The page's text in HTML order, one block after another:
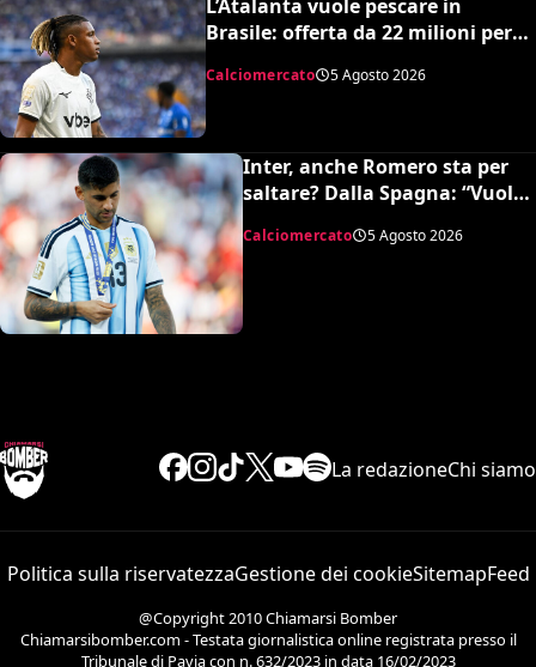
L’Atalanta vuole pescare in
Brasile: offerta da 22 milioni per
Danilo, il Botafogo ne vuole 35
Calciomercato 5 Agosto 2026
Inter, anche Romero sta per
saltare? Dalla Spagna: “Vuole
Calciomercato 5 Agosto 2026
La redazioneChi siamo
Politica sulla riservatezzaGestione dei cookieSitemapFeed
@Copyright 2010 Chiamarsi Bomber
Chiamarsibomber.com - Testata giornalistica online registrata presso il
Tribunale di Pavia con n. 632/2023 in data 16/02/2023